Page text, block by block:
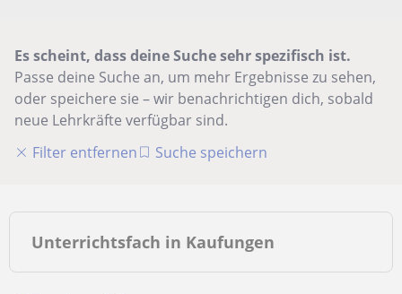
Es scheint, dass deine Suche sehr spezifisch ist.
Passe deine Suche an, um mehr Ergebnisse zu sehen,
oder speichere sie – wir benachrichtigen dich, sobald
neue Lehrkräfte verfügbar sind.
Filter entfernen
Suche speichern
Unterrichtsfach in Kaufungen